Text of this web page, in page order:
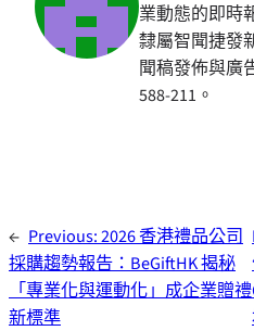
業動態的即時
隸屬智聞捷發
聞稿發佈與廣
588-211。
← Previous:2026 香港禮品公司
採購趨勢報告：BeGiftHK 揭秘
「專業化與運動化」成企業贈禮
新標準